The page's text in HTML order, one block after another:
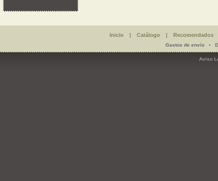
Inicio | Catálogo | Recomendados
Gastos de envío-
Aviso